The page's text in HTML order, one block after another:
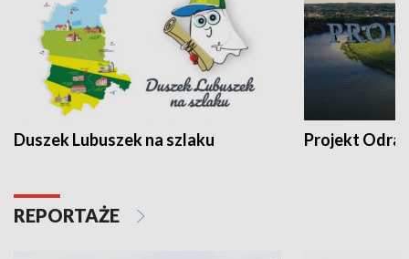
Duszek Lubuszek na szlaku Projekt Odra
REPORTAŻE